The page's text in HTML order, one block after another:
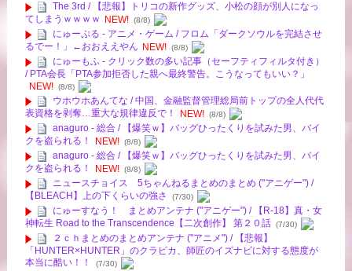
The 3rd / 【悲報】トリコの新作グッズ、小松の顔が別人になっ
てしまうｗｗｗｗ NEW! (8/8)
にゅーぷる - アニメ・ゲーム / フロム「ダークソウルを完結させ
るでー！」←おおええやん NEW! (8/8)
にゅーもふ - クリック数の多い記事（セーフティフィルタ付き）
/ PTA会長「PTA参加拒否した親へ最終警告。こうなってもいい？」
NEW! (8/8)
ウホウホあんてな / 中国、金融監督管理総局前トップの全人代代
表資格を剥奪…重大な規律違反で！
NEW! (8/8)
anaguro - 総合 / 【爆笑ｗ】バッグひったくりを試みた男、バイ
クを盗られる！
NEW! (8/8)
anaguro - 総合 / 【爆笑ｗ】バッグひったくりを試みた男、バイ
クを盗られる！
NEW! (8/8)
ニュースチョイス 5ちゃんねるまとめのまとめ ("アニゲー") /
【BLEACH】上の下くらいの強さ
(7/30)
にゅーすなう！ まとめアンテナ ("アニゲー") / 【R-18】真・女
神転生 Road to the Transcendence【二次創作】 第２０話 (7/30)
２ｃｈまとめのまとめアンテナ ("アニメ") / 【悲報】
「HUNTER×HUNTER」のクラピカ、師匠のイズナビに対する態度が
本当に酷い！！
(7/30)